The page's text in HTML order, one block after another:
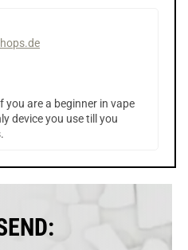
you are a beginner in vape
device you use till you